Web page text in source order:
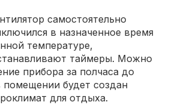
самостоятельно
в назначенное время
температуре,
таймеры. Можно
прибора за полчаса до
будет создан
для отдыха.